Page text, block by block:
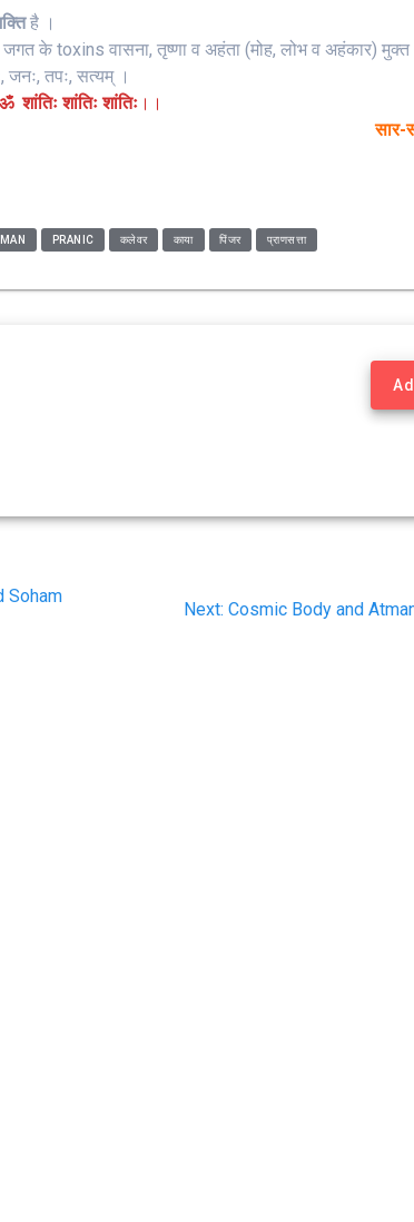
है ।
जगत के toxins वासना, तृष्णा व अहंता (मोह, लोभ व अहंकार) मुक्त
जनः, तपः, सत्यम् ।
ॐ शांतिः शांतिः शांतिः ।।
सार-
PRANIC कलेवर काया पिंजर प्राणसत्ता
Soham
Next: Next
Cosmic Body and